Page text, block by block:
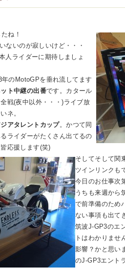
ね！
ないのが寂しいけど・・・
人ライダーに期待しましょ
のMotoGPを垂れ流してます
ト中継の出番です。カタール
戦(夜中以外・・・)ライブ放
ネ。
アタレントカップ。かつて同
ライダーがたくさん出てるの
応援します(笑)
そしてそして関
ツインリンクも
今日のお仕事次
うちも来週から
で前準備のため
ない事項も出て
筑波J-GP3のエ
トはわかりませ
影響？かと思い
のJ-GP3エント